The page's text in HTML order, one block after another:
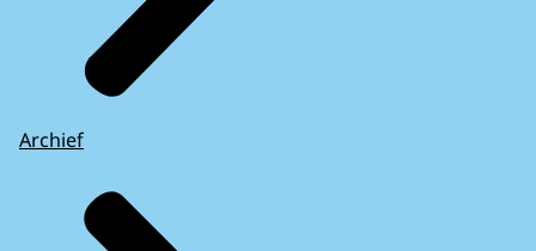
Archief